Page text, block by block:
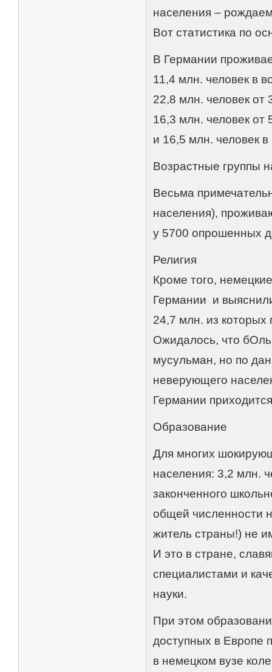
населения –
Вот статистика по
В Германии
11,4 млн. человек в
22,8 млн. человек от
16,3 млн. человек от
и 16,5 млн. человек
Возрастные группы
Весьма
населения),
у 5700 опрошенных
Религия
Кроме того,
Германии и
24,7 млн. из которых
Ожидалось, что
мусульман, но по
неверующего
Германии
Образование
Для многих
населения: 3,2 млн.
законченного
общей численности
житель страны!) не
И это в стране,
специалистами и
науки.
При этом
доступных в Европе
в немецком вузе